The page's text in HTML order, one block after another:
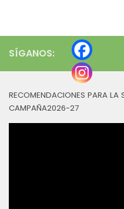
SÍGANOS:
RECOMENDACIONES PARA LA
CAMPAÑA2026-27